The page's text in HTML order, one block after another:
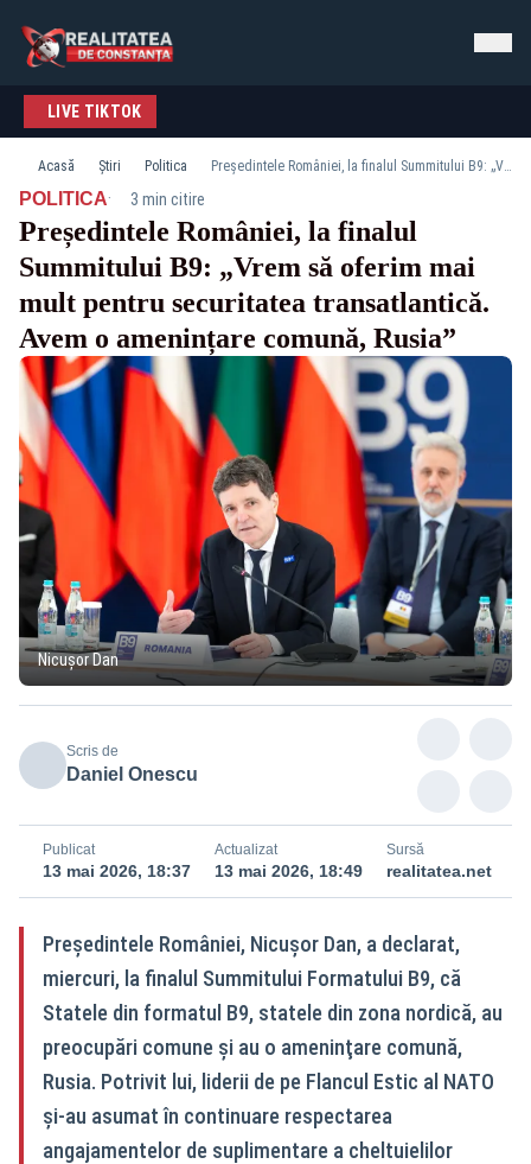
LIVE TIKTOK
Acasă Știri Politica Președintele României, la finalul Summitului B9: „Vrem să oferim mai mult pentru securitatea transatlantică. Avem o amenințare comună, Rusia”
POLITICA· 3 min citire
Președintele României, la finalul
Summitului B9: „Vrem să oferim mai
mult pentru securitatea transatlantică.
Avem o amenințare comună, Rusia”
Nicușor Dan
Scris de
Daniel Onescu
Publicat
13 mai 2026, 18:37
Actualizat
13 mai 2026, 18:49
Sursă
realitatea.net
Preşedintele României, Nicuşor Dan, a declarat,
miercuri, la finalul Summitului Formatului B9, că
Statele din formatul B9, statele din zona nordică, au
preocupări comune şi au o ameninţare comună,
Rusia. Potrivit lui, liderii de pe Flancul Estic al NATO
și-au asumat în continuare respectarea
angajamentelor de suplimentare a cheltuielilor